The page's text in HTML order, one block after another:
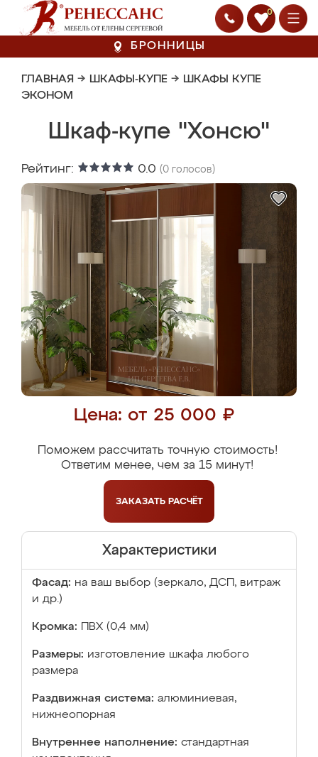
0
БРОННИЦЫ
ГЛАВНАЯ → ШКАФЫ-КУПЕ → ШКАФЫ КУПЕ
ЭКОНОМ
Шкаф-купе "Хонсю"
Рейтинг: 0.0 (0 голосов)
Цена: от 25 000 ₽
Поможем рассчитать точную стоимость!
Ответим менее, чем за 15 минут!
ЗАКАЗАТЬ РАСЧЁТ
Характеристики
Фасад: на ваш выбор (зеркало, ДСП, витраж
и др.)
Кромка: ПВХ (0,4 мм)
Размеры: изготовление шкафа любого
размера
Раздвижная система: алюминиевая,
нижнеопорная
Внутреннее наполнение: стандартная